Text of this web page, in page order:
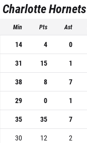
Charlotte Hornets
Min Pts Ast
14 4 0
31 15 1
38 8 7
29 0 1
35 35 7
30 12 2